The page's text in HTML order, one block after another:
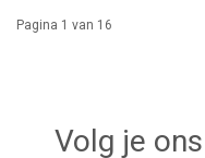
Pagina 1 van 16
Volg je